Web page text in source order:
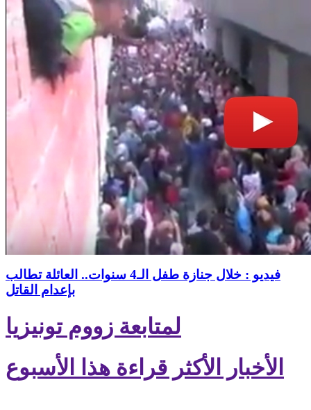
فيديو : خلال جنازة طفل الـ4 سنوات.. العائلة تطالب
بإعدام القاتل
لمتابعة زووم تونيزيا
الأخبار الأكثر قراءة هذا الأسبوع